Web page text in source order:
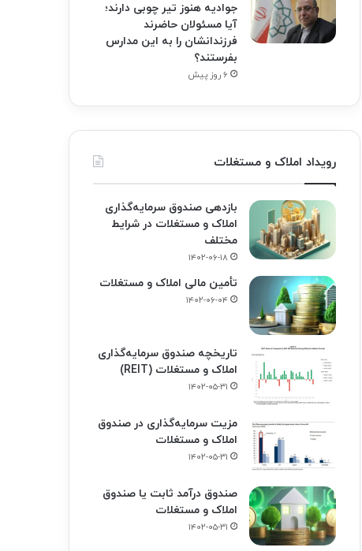
جوادیه هنوز تیر چوبی دارند؛
آیا مسئولان حاضرند
فرزندانشان را به این مدارس
بفرستند؟
۶ روز پیش
رویداد املاک و مستغلات
بازدهی صندوق سرمایه‌گذاری
املاک و مستغلات در شرایط
مختلف
۱۴۰۲-۰۶-۱۸
تأمین مالی املاک و مستغلات
۱۴۰۲-۰۶-۰۴
تاریخچه صندوق سرمایه‌گذاری
املاک و مستغلات (REIT)
۱۴۰۲-۰۵-۳۱
مزیت سرمایه‌گذاری در صندوق
املاک و مستغلات
۱۴۰۲-۰۵-۳۱
صندوق درآمد ثابت یا صندوق
املاک و مستغلات
۱۴۰۲-۰۵-۳۱